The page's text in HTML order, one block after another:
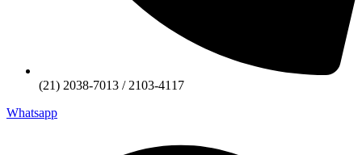
(21) 2038-7013 / 2103-4117
Whatsapp